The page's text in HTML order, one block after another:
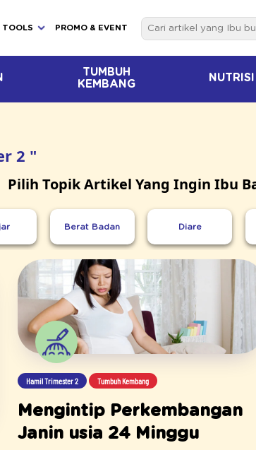
TOOLS PROMO & EVENT
TUMBUH
KEMBANG
NUTRISI
2 "
Pilih Topik Artikel Yang Ingin Ibu
Berat Badan Diare
Hamil Trimester 2 Tumbuh Kembang
Mengintip Perkembangan
Janin usia 24 Minggu